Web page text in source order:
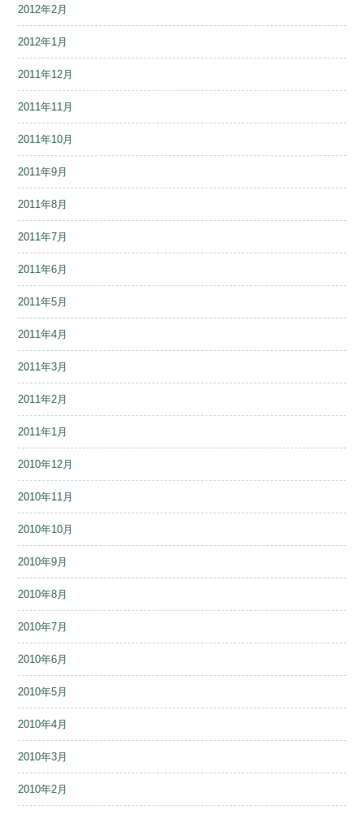
2012年2月
2012年1月
2011年12月
2011年11月
2011年10月
2011年9月
2011年8月
2011年7月
2011年6月
2011年5月
2011年4月
2011年3月
2011年2月
2011年1月
2010年12月
2010年11月
2010年10月
2010年9月
2010年8月
2010年7月
2010年6月
2010年5月
2010年4月
2010年3月
2010年2月